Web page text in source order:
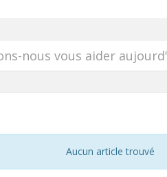
Aucun article trouvé